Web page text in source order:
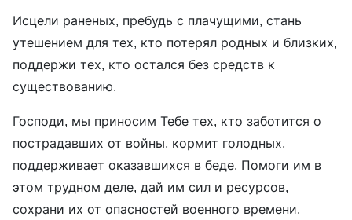
Исцели раненых, пребудь с плачущими, стань
утешением для тех, кто потерял родных и близких,
поддержи тех, кто остался без средств к
существованию.
Господи, мы приносим Тебе тех, кто заботится о
пострадавших от войны, кормит голодных,
поддерживает оказавшихся в беде. Помоги им в
этом трудном деле, дай им сил и ресурсов,
сохрани их от опасностей военного времени.